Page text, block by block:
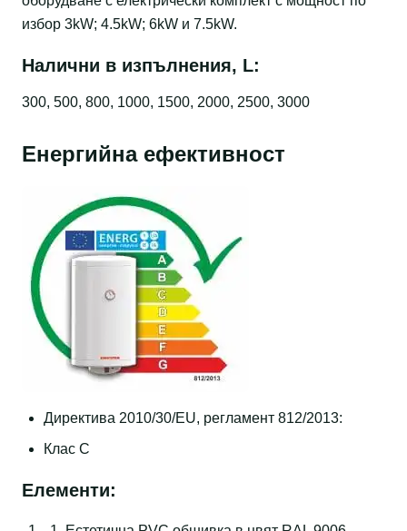
избор 3kW; 4.5kW; 6kW и 7.5kW.
Налични в изпълнения, L:
300, 500, 800, 1000, 1500, 2000, 2500, 3000
Енергийна ефективност
Директива 2010/30/EU, регламент 812/2013:
Клас C
Елементи: